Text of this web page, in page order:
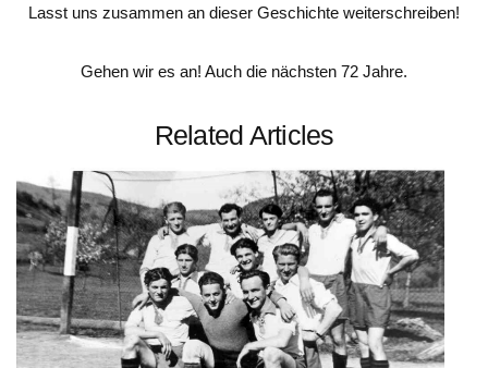
Lasst uns zusammen an dieser Geschichte weiterschreiben!
Gehen wir es an! Auch die nächsten 72 Jahre.
Related Articles